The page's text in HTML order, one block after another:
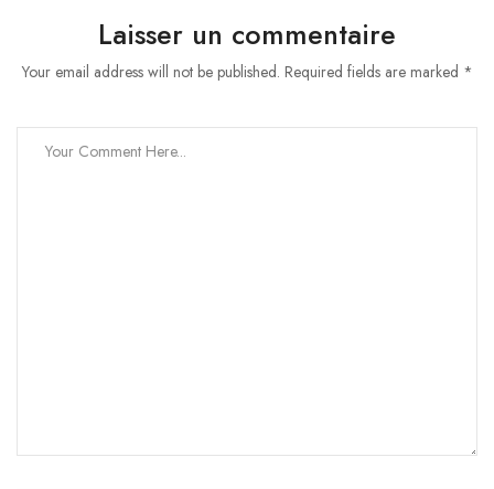
Laisser un commentaire
Your email address will not be published. Required fields are marked *